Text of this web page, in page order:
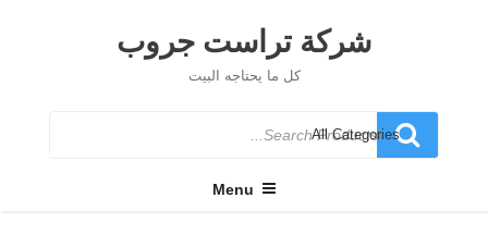
شركة تراست جروب
كل ما يحتاجه البيت
Search
for
Menu